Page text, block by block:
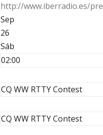
http://www.iberradio.es/
Sep
26
Sáb
02:00
CQ WW RTTY Contest
CQ WW RTTY Contest